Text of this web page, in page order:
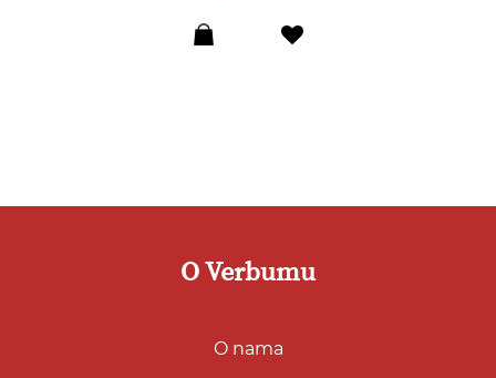
O Verbumu
O nama